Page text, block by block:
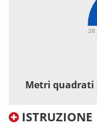
Metri quadrati
ISTRUZIONE